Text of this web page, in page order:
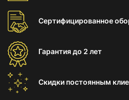
Сертифицированное
Гарантиядо 2 лет
Скидки постоянным